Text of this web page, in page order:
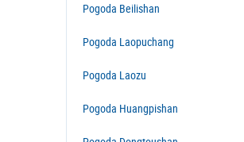
Pogoda Beilishan
Pogoda Laopuchang
Pogoda Laozu
Pogoda Huangpishan